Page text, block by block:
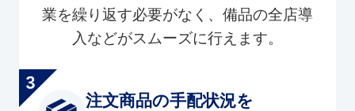
業を繰り返す必要がなく、備品の全店導
入などがスムーズに行えます。
注文商品の手配状況を